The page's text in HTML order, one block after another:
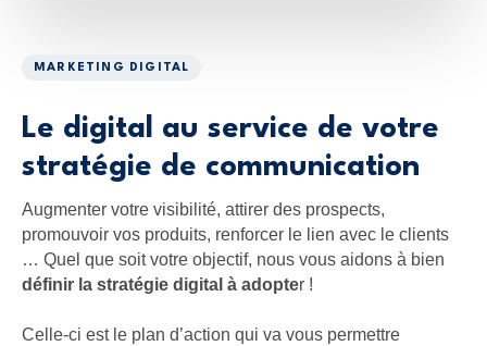
MARKETING DIGITAL
Le digital au service de votre
stratégie de communication
Augmenter votre visibilité, attirer des prospects,
promouvoir vos produits, renforcer le lien avec le clients
… Quel que soit votre objectif, nous vous aidons à bien
définir la stratégie digital à adopter !
Celle-ci est le plan d’action qui va vous permettre